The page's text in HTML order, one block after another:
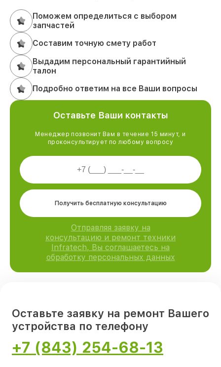
Поможем определиться с выбором
запчастей
Составим точную смету работ
Выдадим персональный гарантийный
талон
Подробно ответим на все Ваши вопросы
Оставьте Ваши контакты
Менеджер позвонит Вам в течение 15 минут, и
проконсультирует по любому вопросу
Получить бесплатную консультацию
Отправляя заявку на
консультацию и ремонт техники
Infratech, Вы соглашаетесь на
обработку персональных данных
Оставьте заявку на ремонт Вашего
устройства по телефону
+7 (843) 254-68-13